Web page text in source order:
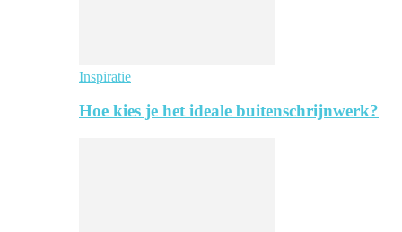
Inspiratie
Hoe kies je het ideale buitenschrijnwerk?